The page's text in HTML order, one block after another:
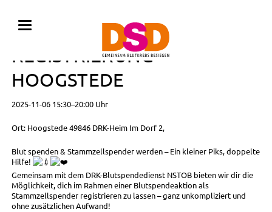
BLUTSPENDE MIT
REGISTRIERUNG •
HOOGSTEDE
2025-11-06 15:30–20:00 Uhr
Ort: Hoogstede 49846 DRK-Heim Im Dorf 2,
Blut spenden & Stammzellspender werden – Ein kleiner Piks, doppelte
Hilfe!
Gemeinsam mit dem DRK-Blutspendedienst NSTOB bieten wir dir die
Möglichkeit, dich im Rahmen einer Blutspendeaktion als
Stammzellspender registrieren zu lassen – ganz unkompliziert und
ohne zusätzlichen Aufwand!